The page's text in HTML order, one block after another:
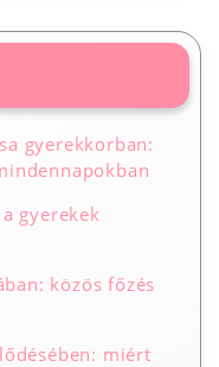
gyerekkorban:
gyerekek
közös főzés
miért